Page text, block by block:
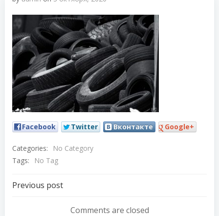
Facebook Twitter Вконтакте Google+
Categories:
No Category
Tags:
No Tag
Навигация
Previous post
Comments are closed